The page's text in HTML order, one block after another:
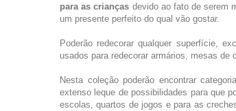
para as crianças devido ao fato de serem
um presente perfeito do qual vão gostar.
Poderão redecorar qualquer superfície,
usados para redecorar armários, mesas
Nesta coleção poderão encontrar
extenso leque de possibilidades para que
escolas, quartos de jogos e para as